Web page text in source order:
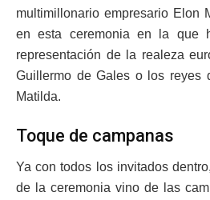
multimillonario empresario Elon
en esta ceremonia en la que
representación de la realeza
Guillermo de Gales o los reyes
Matilda.
Toque de campanas
Ya con todos los invitados
de la ceremonia vino de las